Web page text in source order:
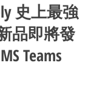
史上最強
品即將發
Teams